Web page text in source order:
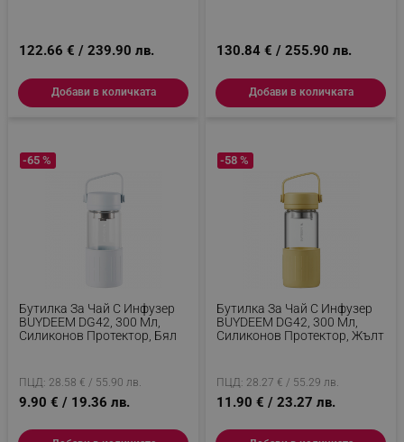
122.66 € / 239.90 лв.
Добави в количката
130.84 € / 255.90 лв.
Добави в количката
Бутилка За Чай С Инфузер
BUYDEEM DG42, 300 Мл,
Силиконов Протектор, Бял
-65 %
ПЦД: 28.58 € / 55.90 лв.
9.90 € / 19.36 лв.
Бутилка За Чай С Инфузер
BUYDEEM DG42, 300 Мл,
Силиконов Протектор, Жълт
-58 %
ПЦД: 28.27 € / 55.29 лв.
11.90 € / 23.27 лв.
правилно без строго необходими бисквитки.
Име
Домейн
_nzm_noid_92166-7699
.alleop.bg
_nzm_id_92166-7699
.alleop.bg
_sgf_user_id
.alleop.bg
_sgf_session_id .alleop.bg
_sgf_push_permission_asked .alleop.bg
Google Privacy Policy